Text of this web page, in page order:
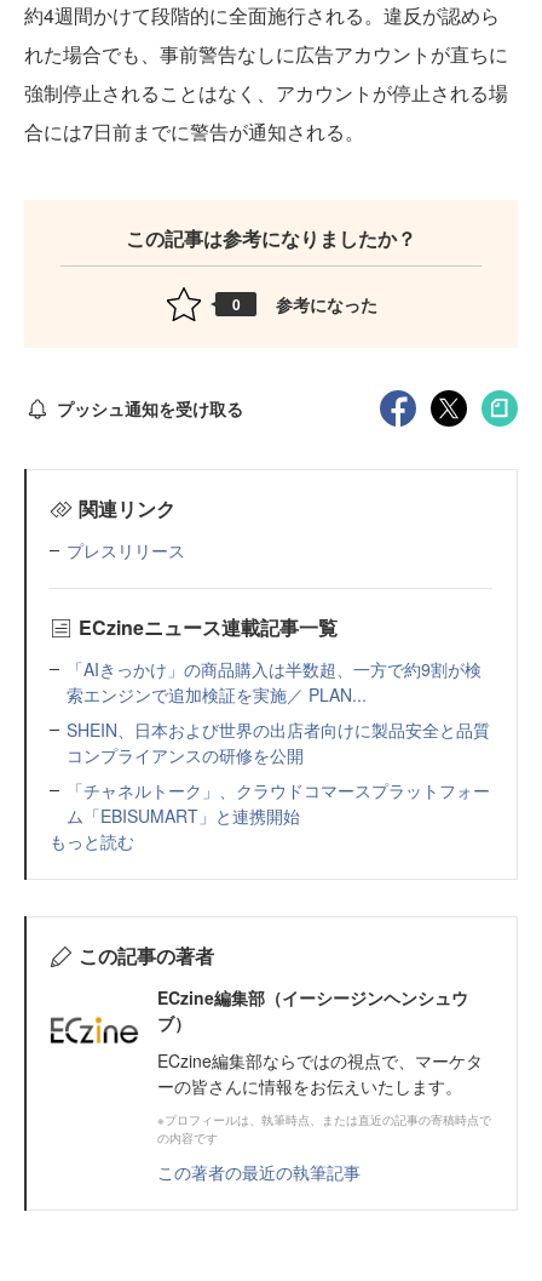
約4週間かけて段階的に全面施行される。違反が認めら
れた場合でも、事前警告なしに広告アカウントが直ちに
強制停止されることはなく、アカウントが停止される場
合には7日前までに警告が通知される。
この記事は参考になりましたか？
0 参考になった
プッシュ通知を受け取る
関連リンク
プレスリリース
ECzineニュース連載記事一覧
「AIきっかけ」の商品購入は半数超、一方で約9割が検
索エンジンで追加検証を実施／ PLAN...
SHEIN、日本および世界の出店者向けに製品安全と品質
コンプライアンスの研修を公開
「チャネルトーク」、クラウドコマースプラットフォー
ム「EBISUMART」と連携開始
もっと読む
この記事の著者
ECzine編集部（イーシージンヘンシュウ
ブ）
ECzine編集部ならではの視点で、マーケタ
ーの皆さんに情報をお伝えいたします。
※プロフィールは、執筆時点、または直近の記事の寄稿時点で
の内容です
この著者の最近の執筆記事